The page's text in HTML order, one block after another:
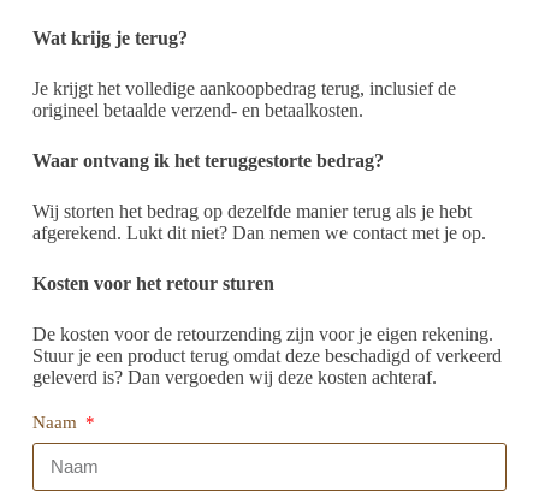
Wat krijg je terug?
Je krijgt het volledige aankoopbedrag terug, inclusief de
origineel betaalde verzend- en betaalkosten.
Waar ontvang ik het teruggestorte bedrag?
Wij storten het bedrag op dezelfde manier terug als je hebt
afgerekend. Lukt dit niet? Dan nemen we contact met je op.
Kosten voor het retour sturen
De kosten voor de retourzending zijn voor je eigen rekening.
Stuur je een product terug omdat deze beschadigd of verkeerd
geleverd is? Dan vergoeden wij deze kosten achteraf.
Naam